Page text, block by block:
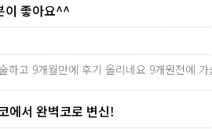
이 좋아요^^
하고 9개월만에 후기 올리네요 9개원전에
에서 완벽코로 변신!